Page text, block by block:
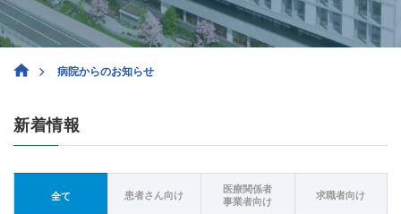
病院からのお知らせ
新着情報
全て 患者さん向け
医療関係者
事業者向け
求職者向け